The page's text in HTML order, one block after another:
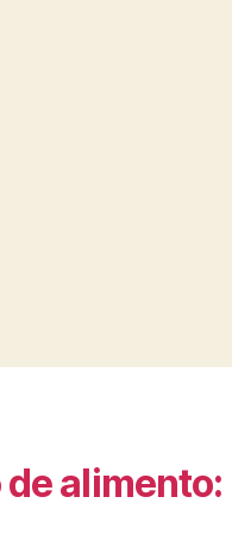
alimento: